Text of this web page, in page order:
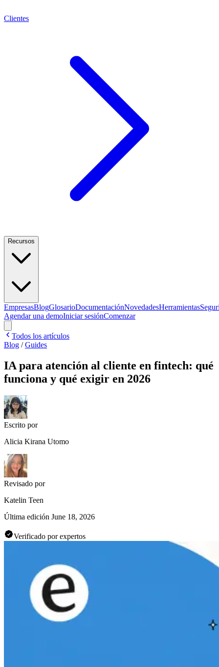
Clientes
Recursos
EmpresasBlogGlosarioDocumentaciónNovedadesHerramientas
Agendar una demoIniciar sesiónComenzar
Todos los artículos
Blog /Guides
IA para atención al cliente en fintech: qué
funciona y qué exigir en 2026
Escrito por
Alicia Kirana Utomo
Revisado por
Katelin Teen
Última edición June 18, 2026
Verificado por expertos